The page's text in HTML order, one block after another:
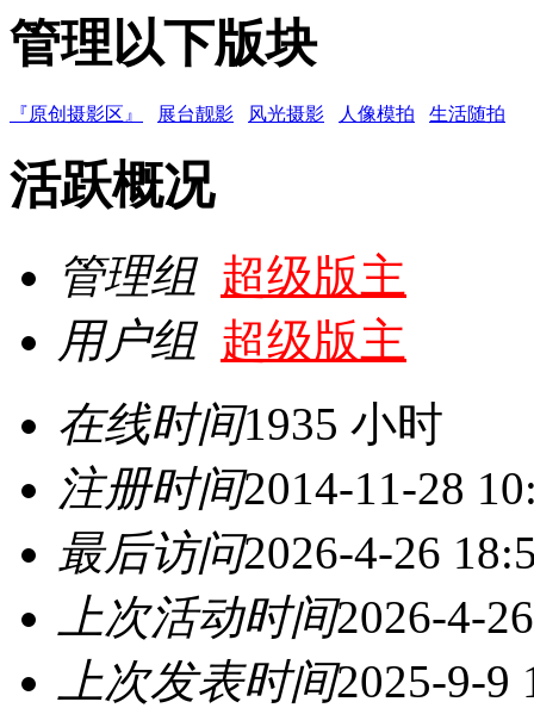
管理以下版块
『原创摄影区』 展台靓影 风光摄影 人像模拍 生活随拍
活跃概况
管理组 超级版主
用户组 超级版主
在线时间1935 小时
注册时间2014-11-28
最后访问2026-4-26
上次活动时间2026-4-
上次发表时间2025-9-9